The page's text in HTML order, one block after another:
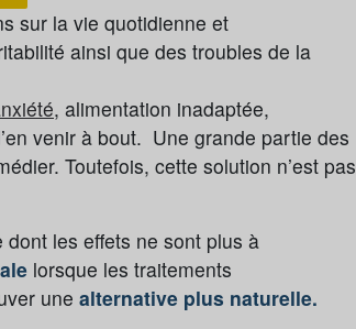
sur la vie quotidienne et
ainsi que des troubles de la
, alimentation inadaptée,
venir à bout. Une grande partie des
Toutefois, cette solution n’est pas
les effets ne sont plus à
lorsque les traitements
une alternative plus naturelle.